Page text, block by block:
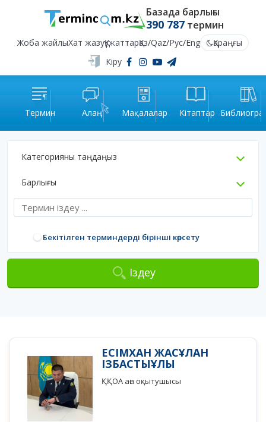
Базада барлығы
390 787термин
Жоба жайлыХат жазуҚұжаттарҚаз/Qaz/Рус/Eng
Қараңғы
Кіру
Термин Алаң Мақалалар Кітаптар
Категорияны таңдаңыз
Барлығы
Бекітілген терминдерді бірінші көрсету
Іздеу
ЕСІМХАН ЖАСҰЛАН
ІЗБАСТЫҰЛЫ
ҚҚОА аға оқытушысы